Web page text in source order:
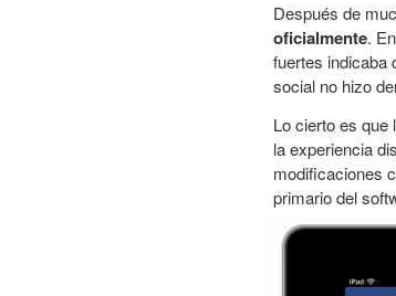
Después de
oficialmente.
fuertes indicaba
social no hizo
Lo cierto es que
la experiencia
modificaciones
primario del